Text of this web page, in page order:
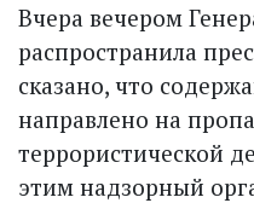
Вчера вечером
распространила
сказано, что
направлено на
террористической
этим надзорный